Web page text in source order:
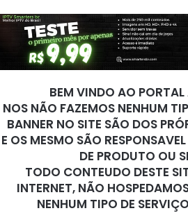
BEM VINDO AO
NOS NÃO FAZEMOS NENHUM
BANNER NO SITE SÃO DOS
E OS MESMO SÃO
DE PRODUTO OU
TODO CONTEUDO DESTE
INTERNET, NÃO
NENHUM TIPO DE